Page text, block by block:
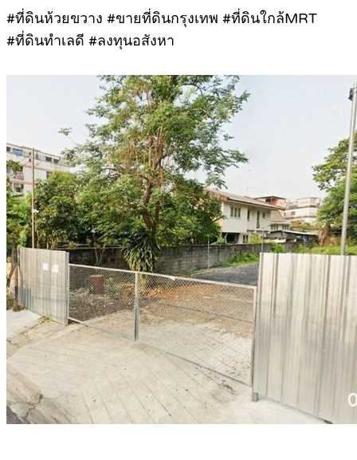
#ที่ดินห้วยขวาง #ขายที่ดินกรุงเทพ #ที่ดินใกล้MRT
#ที่ดินทำเลดี #ลงทุนอสังหา